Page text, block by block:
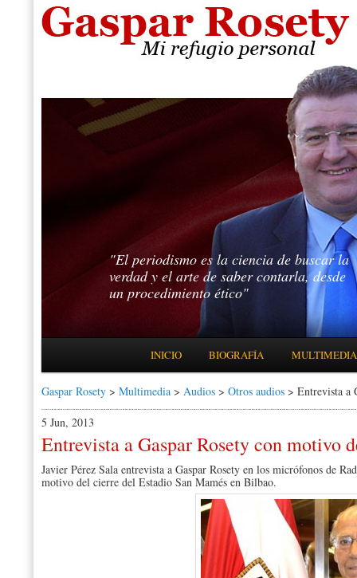
"El periodismo es la ciencia de buscar la
verdad y el arte de saber contarla, desde
un procedimiento ético"
IR AL CONTENIDO PRINCIPAL
IR AL CONTENIDO SECUNDARIO
INICIO BIOGRAFÍA MULTIMEDIA
Gaspar Rosety > Multimedia > Audios > Otros audios > Entrevista a
5 Jun, 2013
Entrevista a Gaspar Rosety con motivo
Javier Pérez Sala entrevista a Gaspar Rosety en los micrófonos de
motivo del cierre del Estadio San Mamés en Bilbao.